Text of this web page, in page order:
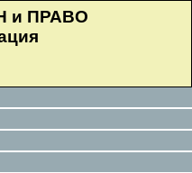
и ПРАВО